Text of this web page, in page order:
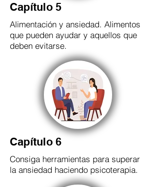
Capítulo 5
Alimentación y ansiedad. Alimentos
que pueden ayudar y aquellos que
deben evitarse.
Capítulo 6
Consiga herramientas para superar
la ansiedad haciendo psicoterapia.